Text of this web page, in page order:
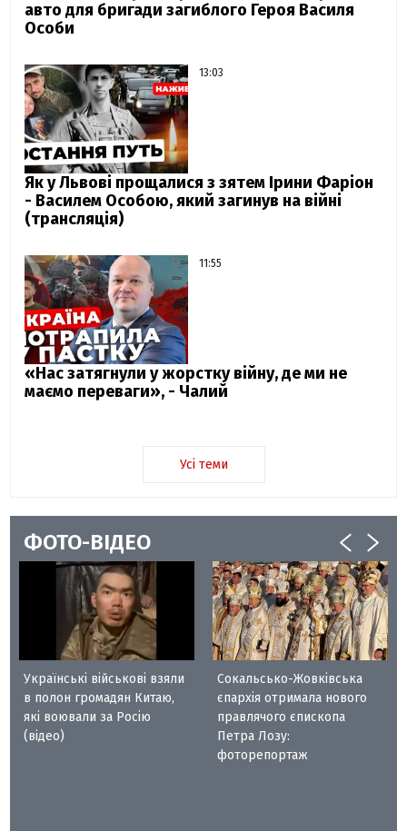
авто для бригади загиблого Героя Василя
Особи
13:03
Як у Львові прощалися з зятем Ірини Фаріон
- Василем Особою, який загинув на війні
(трансляція)
11:55
«Нас затягнули у жорстку війну, де ми не
маємо переваги», - Чалий
Усі теми
ФОТО-ВІДЕО
Українські військові взяли
в полон громадян Китаю,
які воювали за Росію
(відео)
Сокальсько-Жовківська
єпархія отримала нового
правлячого єпископа
Петра Лозу:
фоторепортаж